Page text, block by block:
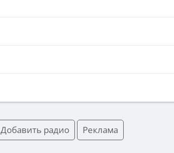
Добавить радио Реклама